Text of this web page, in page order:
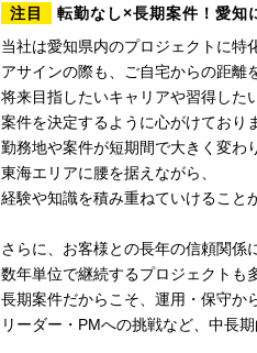
注目
転勤なし×長期案件！愛知
当社は愛知県内のプロジェクトに特
アサインの際も、ご自宅からの距離
将来目指したいキャリアや習得した
案件を決定するように心がけており
勤務地や案件が短期間で大きく変わ
東海エリアに腰を据えながら、
経験や知識を積み重ねていけること
さらに、お客様との長年の信頼関係
数年単位で継続するプロジェクトも
長期案件だからこそ、運用・保守か
リーダー・PMへの挑戦など、中長